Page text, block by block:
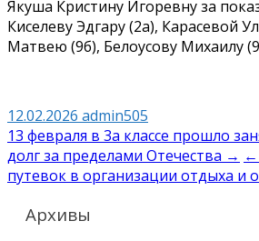
Якуша Кристину Игоревну за
Киселеву Эдгару (2а), Карасевой
Матвею (9б), Белоусову Михаилу
12.02.2026 admin505
Навигация
по
записям
13 февраля в 3а классе прошло
долг за пределами Отечества → ←
путевок в организации отдыха и
Архивы